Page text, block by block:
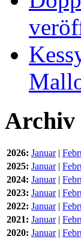
Archiv
2026: Januar|
2025: Januar|
2024: Januar|
2023: Januar|
2022: Januar|
2021: Januar|
2020: Januar|